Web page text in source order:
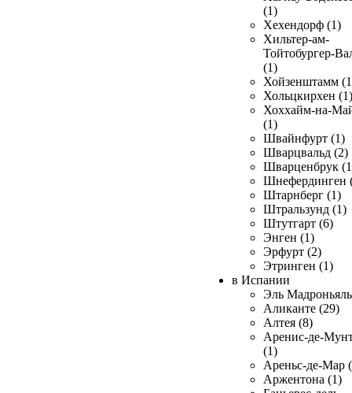
(1)
Хехендорф (1)
Хильтер-ам-
Тойтобургер-
(1)
Хойзенштамм
Хольцкирхен (1)
Хоххайм-на-
(1)
Швайнфурт (1)
Шварцвальд (2)
Шварценбрук
Шнефердинген
Штарнберг (1)
Штральзунд (1)
Штутгарт (6)
Энген (1)
Эрфурт (2)
Этринген (1)
в Испании
Эль
Аликанте (29)
Алтея (8)
Аренис-де-
(1)
Ареньс-де-Мар
Аржентона (1)